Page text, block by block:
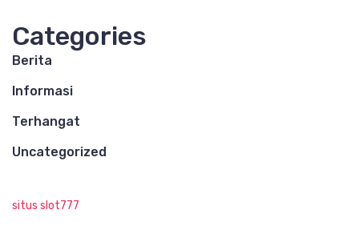
Categories
Berita
Informasi
Terhangat
Uncategorized
situs slot777